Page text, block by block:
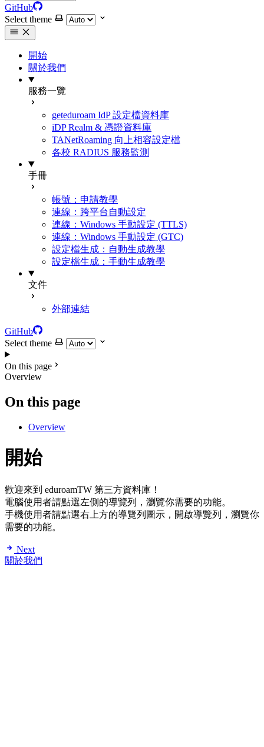
GitHub
Select theme
開始
關於我們
服務一覽
geteduroam IdP 設定檔資料庫
iDP Realm & 憑證資料庫
TANetRoaming 向上相容設定檔
各校 RADIUS 服務監測
手冊
帳號：申請教學
連線：跨平台自動設定
連線：Windows 手動設定 (TTLS)
連線：Windows 手動設定 (GTC)
設定檔生成：自動生成教學
設定檔生成：手動生成教學
文件
外部連結
GitHub
Select theme
On this page
Overview
On this page
Overview
開始
歡迎來到 eduroamTW 第三方資料庫！
電腦使用者請點選左側的導覽列，瀏覽你需要的功能。
手機使用者請點選右上方的導覽列圖示，開啟導覽列，瀏覽你
需要的功能。
Next
關於我們